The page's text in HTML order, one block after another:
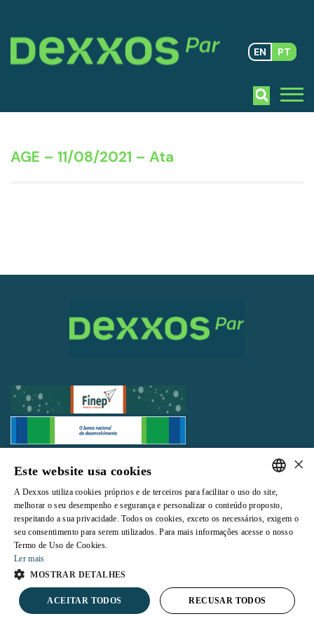
EN PT
AGE – 11/08/2021 – Ata
Todos os direitos reservados | Termos e Condições de Uso
Política de
Privacidade
PORTUGUESE
ENGLISH
×
Este website usa cookies
A Dexxos utiliza cookies próprios e de terceiros para facilitar o uso do site,
melhorar o seu desempenho e segurança e personalizar o conteúdo proposto,
respeitando a sua privacidade. Todos os cookies, exceto os necessários, exigem o
seu consentimento para serem utilizados. Para mais informações acesse o nosso
Termo de Uso de Cookies.
Ler mais
MOSTRAR DETALHES
ACEITAR TODOS RECUSAR TODOS